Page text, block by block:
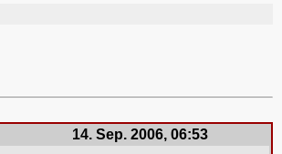
14. Sep. 2006, 06:53